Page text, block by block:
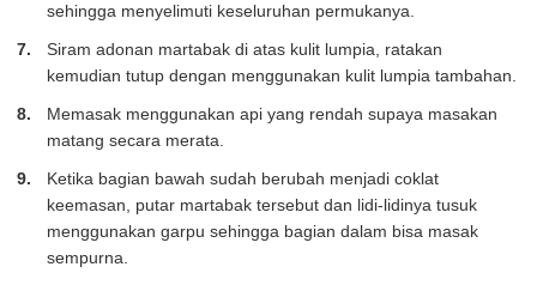
sehingga menyelimuti keseluruhan permukanya.
Siram adonan martabak di atas kulit lumpia, ratakan
kemudian tutup dengan menggunakan kulit lumpia tambahan.
Memasak menggunakan api yang rendah supaya masakan
matang secara merata.
Ketika bagian bawah sudah berubah menjadi coklat
keemasan, putar martabak tersebut dan lidi-lidinya tusuk
menggunakan garpu sehingga bagian dalam bisa masak
sempurna.